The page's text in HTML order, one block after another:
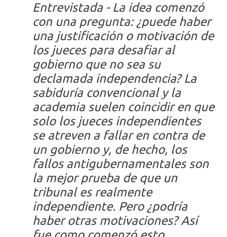
Entrevistada - La idea comenzó
con una pregunta: ¿puede haber
una justificación o motivación de
los jueces para desafiar al
gobierno que no sea su
declamada independencia? La
sabiduría convencional y la
academia suelen coincidir en que
solo los jueces independientes
se atreven a fallar en contra de
un gobierno y, de hecho, los
fallos antigubernamentales son
la mejor prueba de que un
tribunal es realmente
independiente. Pero ¿podría
haber otras motivaciones? Así